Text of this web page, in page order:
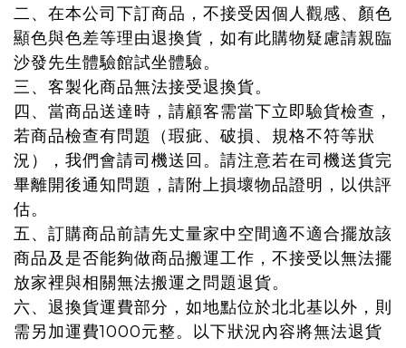
二、在本公司下訂商品，不接受因個人觀感、顏色
顯色與色差等理由退換貨，如有此購物疑慮請親臨
沙發先生體驗館試坐體驗。
三、客製化商品無法接受退換貨。
四、當商品送達時，請顧客需當下立即驗貨檢查，
若商品檢查有問題（瑕疵、破損、規格不符等狀
況），我們會請司機送回。請注意若在司機送貨完
畢離開後通知問題，請附上損壞物品證明，以供評
估。
五、訂購商品前請先丈量家中空間適不適合擺放該
商品及是否能夠做商品搬運工作，不接受以無法擺
放家裡與相關無法搬運之問題退貨。
六、 退換貨運費部分，如地點位於北北基以外，則
需另加運費1000元整。以下狀況內容將無法退貨